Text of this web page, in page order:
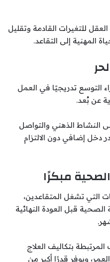
للتغيرات القادمة وتقليل
المهنية إلى التقاعد.
التوسع تدريجيًا في العمل
عن بُعد.
النشاط الذهني والتواصل
دخل إضافي دون الالتزام
التي تشغل المتقاعدين،
الصحية قبل العودة النهائية
بتكاليف العلاج
ويوفر قدرًا أكبر من